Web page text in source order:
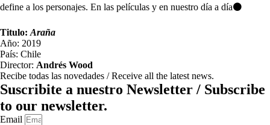
define a los personajes. En las películas y en nuestro día a día⚫
Titulo: Araña
Año: 2019
País: Chile
Director: Andrés Wood
Recibe todas las novedades / Receive all the latest news.
Suscribite a nuestro Newsletter / Subscribe
to our newsletter.
Email